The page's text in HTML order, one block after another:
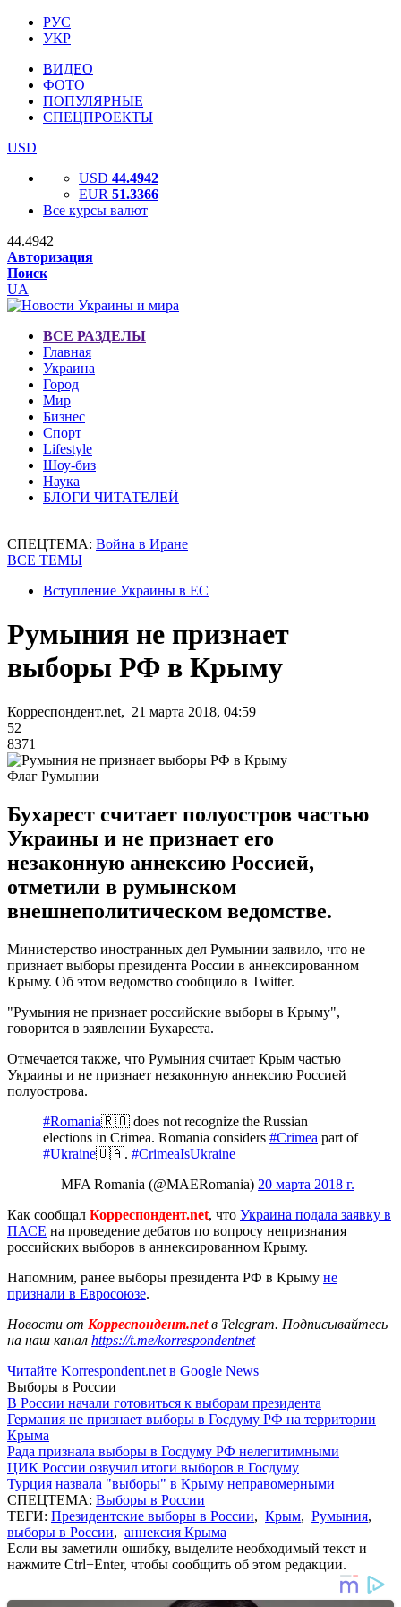
РУС
УКР
ВИДЕО
ФОТО
ПОПУЛЯРНЫЕ
СПЕЦПРОЕКТЫ
USD
USD 44.4942
EUR 51.3366
Все курсы валют
44.4942
Авторизация
Поиск
UA
ВСЕ РАЗДЕЛЫ
Главная
Украина
Город
Мир
Бизнес
Спорт
Lifestyle
Шоу-биз
Наука
БЛОГИ ЧИТАТЕЛЕЙ
СПЕЦТЕМА: Война в Иране
ВСЕ ТЕМЫ
Вступление Украины в ЕС
Румыния не признает
выборы РФ в Крыму
Корреспондент.net, 21 марта 2018, 04:59
52
8371
Флаг Румынии
Бухарест считает полуостров частью
Украины и не признает его
незаконную аннексию Россией,
отметили в румынском
внешнеполитическом ведомстве.
Министерство иностранных дел Румынии заявило, что не
признает выборы президента России в аннексированном
Крыму. Об этом ведомство сообщило в Twitter.
"Румыния не признает российские выборы в Крыму", −
говорится в заявлении Бухареста.
Отмечается также, что Румыния считает Крым частью
Украины и не признает незаконную аннексию Россией
полуострова.
#Romania🇷🇴 does not recognize the Russian
elections in Crimea. Romania considers #Crimea part of
#Ukraine🇺🇦. #CrimeaIsUkraine
— MFA Romania (@MAERomania) 20 марта 2018 г.
Как сообщал Корреспондент.net, что Украина подала заявку в
ПАСЕ на проведение дебатов по вопросу непризнания
российских выборов в аннексированном Крыму.
Напомним, ранее выборы президента РФ в Крыму не
признали в Евросоюзе.
Новости от Корреспондент.netв Telegram. Подписывайтесь
на наш канал https://t.me/korrespondentnet
Читайте Korrespondent.net в Google News
Выборы в России
В России начали готовиться к выборам президента
Германия не признает выборы в Госдуму РФ на территории
Крыма
Рада признала выборы в Госдуму РФ нелегитимными
ЦИК России озвучил итоги выборов в Госдуму
Турция назвала "выборы" в Крыму неправомерными
СПЕЦТЕМА: Выборы в России
ТЕГИ: Президентские выборы в России, Крым, Румыния,
выборы в России, аннексия Крыма
Если вы заметили ошибку, выделите необходимый текст и
нажмите Ctrl+Enter, чтобы сообщить об этом редакции.